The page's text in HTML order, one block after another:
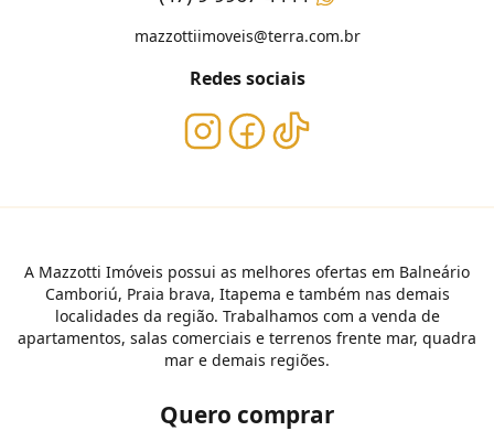
mazzottiimoveis@terra.com.br
Redes sociais
A Mazzotti Imóveis possui as melhores ofertas em Balneário
Camboriú, Praia brava, Itapema e também nas demais
localidades da região. Trabalhamos com a venda de
apartamentos, salas comerciais e terrenos frente mar, quadra
mar e demais regiões.
Quero comprar